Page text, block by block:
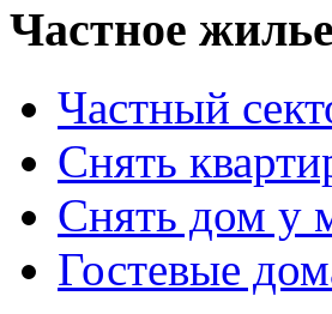
Частное
Частный
Снять
Снять дом у
Гостевые